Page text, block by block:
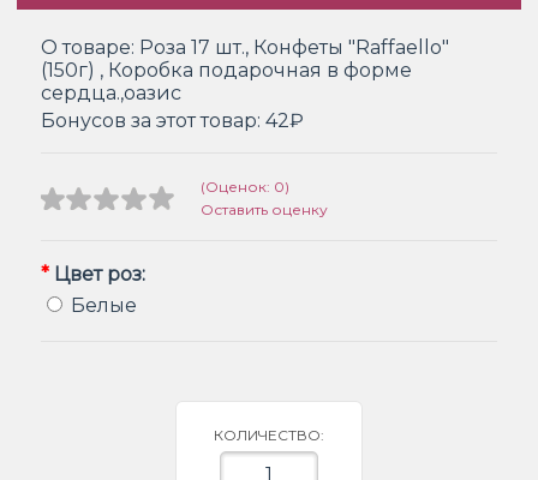
О товаре: Роза 17 шт., Конфеты "Raffaello"
(150г) , Коробка подарочная в форме
сердца.,оазис
Бонусов за этот товар: 42₽
(Оценок: 0)
Оставить оценку
* Цвет роз:
Белые
КОЛИЧЕСТВО: